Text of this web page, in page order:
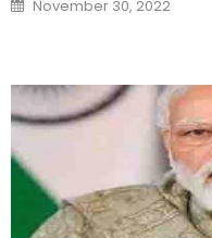
on
November 30, 2022